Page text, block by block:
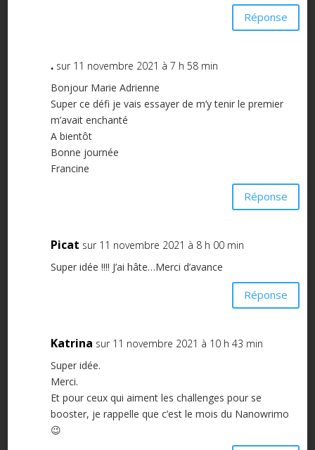
Réponse
. sur 11 novembre 2021 à 7 h 58 min
Bonjour Marie Adrienne
Super ce défi je vais essayer de m’y tenir le premier
m’avait enchanté
A bientôt
Bonne journée
Francine
Réponse
Picat sur 11 novembre 2021 à 8 h 00 min
Super idée !!!! J’ai hâte…Merci d’avance
Réponse
Katrina sur 11 novembre 2021 à 10 h 43 min
Super idée.
Merci.
Et pour ceux qui aiment les challenges pour se
booster, je rappelle que c’est le mois du Nanowrimo
😉